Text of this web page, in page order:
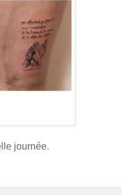
journée.